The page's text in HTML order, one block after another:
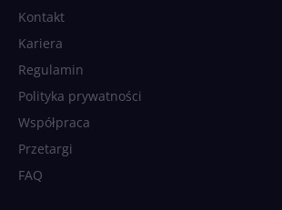
Kontakt
Kariera
Regulamin
Polityka prywatności
Współpraca
Przetargi
FAQ